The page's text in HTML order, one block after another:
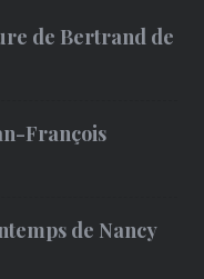
de Bertrand de
François
de Nancy